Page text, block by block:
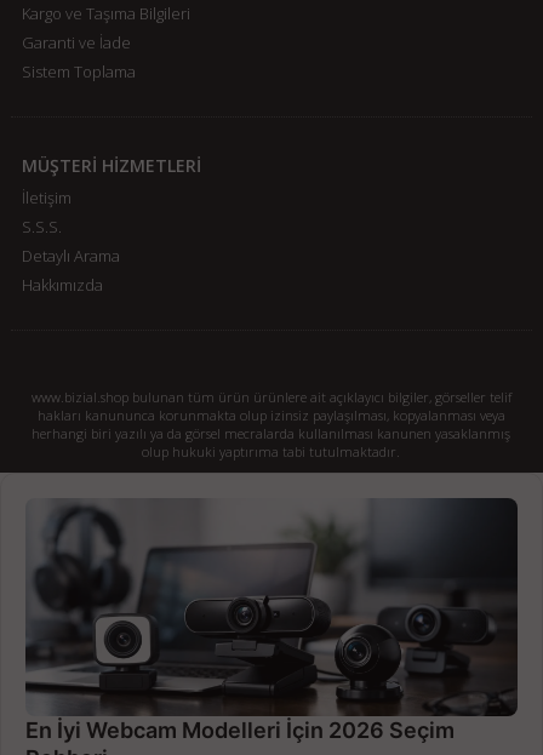
Kargo ve Taşıma Bilgileri
Garanti ve İade
Sistem Toplama
MÜŞTERİ HİZMETLERİ
İletişim
S.S.S.
Detaylı Arama
Hakkımızda
www.bizial.shop bulunan tüm ürün ürünlere ait açıklayıcı bilgiler, görseller telif
hakları kanununca korunmakta olup izinsiz paylaşılması, kopyalanması veya
herhangi biri yazılı ya da görsel mecralarda kullanılması kanunen yasaklanmış
olup hukuki yaptırıma tabi tutulmaktadır.
En İyi Webcam Modelleri İçin 2026 Seçim